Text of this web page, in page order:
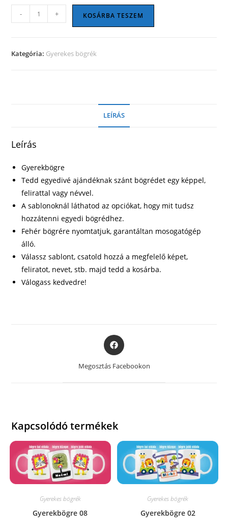
Gyerekbögre
04
- + KOSÁRBA TESZEM
Kategória: Gyerekes bögrék
LEÍRÁS
Leírás
Gyerekbögre
Tedd egyedivé ajándéknak szánt bögrédet egy képpel,
felirattal vagy névvel.
A sablonoknál láthatod az opciókat, hogy mit tudsz
hozzátenni egyedi bögrédhez.
Fehér bögrére nyomtatjuk, garantáltan mosogatógép
álló.
Válassz sablont, csatold hozzá a megfelelő képet,
feliratot, nevet, stb. majd tedd a kosárba.
Válogass kedvedre!
Opens
in
a
Megosztás Facebookon
Kapcsolódó termékek
Gyerekes bögrék
Gyerekbögre 08
Gyerekes bögrék
Gyerekbögre 02